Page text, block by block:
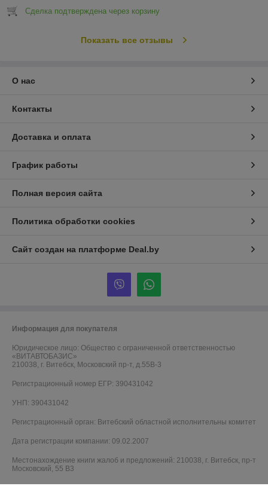
Сделка подтверждена через корзину
Показать все отзывы
О нас
Контакты
Доставка и оплата
График работы
Полная версия сайта
Политика обработки cookies
Сайт создан на платформе Deal.by
Информация для покупателя
Юридическое лицо: Общество с ограниченной ответственностью
«ВИТАВТОБАЗИС»
210038, г. Витебск, Московский пр-т, д.55В-3
Регистрационный номер ЕГР: 390431042
УНП: 390431042
Регистрационный орган: Витебский областной исполнительны комитет
Дата регистрации компании: 09.02.2007
Местонахождение книги жалоб и предложений: 210038, г. Витебск, пр-т
Московский, 55 B3